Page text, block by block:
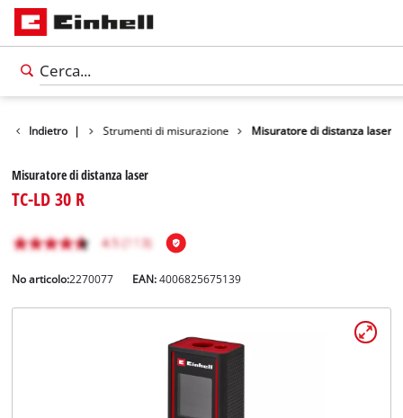
Indietro |
Utensili Strumenti di misurazione Misuratore di distanza laser
Misuratore di distanza laser
TC-LD 30 R
No articolo:2270077 EAN:4006825675139